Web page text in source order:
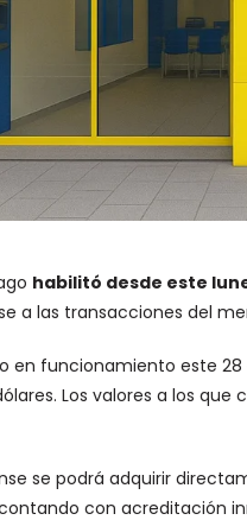
habilitó desde este
a las transacciones del
en funcionamiento este
Los valores a los que
se podrá adquirir
con acreditación